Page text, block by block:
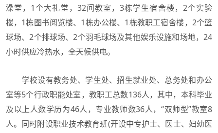
澡堂，1个大礼堂，32间教室，3栋学生宿舍楼，2个实验
楼，1栋图书阅览楼、1栋办公楼、1栋教职工宿舍楼，2个篮
球场、2个排球场、2个羽毛球场及其他娱乐设施和场地，24
小时供应冷热水，全天候供电。
学校设有教务处、学生处、招生就业处、总务处和办公
室等5个行政职能处室，教职工总数136人，其中，本科毕业
及以上人数学历为46人，专业教师数36人，“双师型”教室8
人。同时附设职业技术教育班(开设中专护士、医士、妇幼医